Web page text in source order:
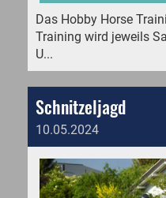
Das Hobby Horse
Training wird jeweils
U...
Schnitzeljagd
10.05.2024